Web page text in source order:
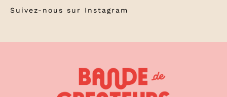
Suivez-nous sur Instagram